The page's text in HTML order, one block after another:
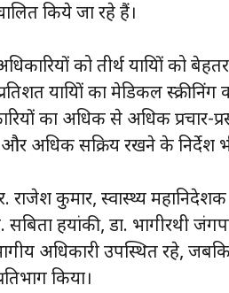
किये जा रहे हैं।
को तीर्थ यात्रियों को
यात्रियों का मेडिकल
का अधिक से अधिक प्रचार-
और अधिक सक्रिय रखने के निर्देश
कुमार, स्वास्थ्य महानिदेशक
सबिता हयांकी, डा. भागीरथी
अधिकारी उपस्थित रहे,
किया।